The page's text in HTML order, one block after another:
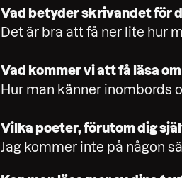
Vad betyder skrivandet för
Det är bra att få ner lite hur
Vad kommer vi att få läsa
Hur man känner inombords
Vilka poeter, förutom dig
Jag kommer inte på någon